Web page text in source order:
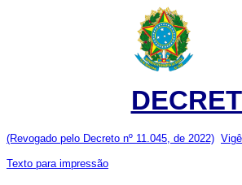
(Revogado pelo Decreto nº 11.045, de 2022)
Texto para impressão